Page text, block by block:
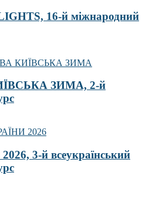
16-й міжнародний
ЗИМА, 2-й
3-й всеукраїнський